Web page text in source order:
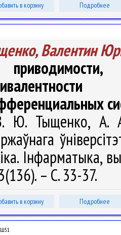
в корзину Подробнее
Валентин
Ю. Тыщенко, А. А.
Інфарматыка,
– С. 33-37.
в корзину Подробнее
Ш51